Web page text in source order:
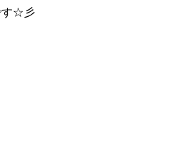
す☆彡